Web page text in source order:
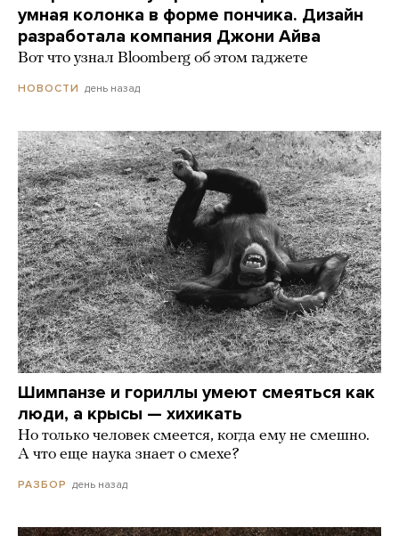
умная колонка в форме пончика. Дизайн
разработала компания Джони Айва
Вот что узнал Bloomberg об этом гаджете
НОВОСТИ день назад
Шимпанзе и гориллы умеют смеяться как
люди, а крысы — хихикать
Но только человек смеется, когда ему не смешно.
А что еще наука знает о смехе?
РАЗБОР день назад